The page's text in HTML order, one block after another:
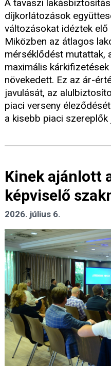
A tavaszi
díjkorlátozások
változásokat idéztek
Miközben az átlagos
mérséklődést mutattak,
maximális
növekedett. Ez az ár-
javulását, az
piaci verseny
a kisebb piaci szereplők
Kinek ajánlott
képviselő
2026. július 6.